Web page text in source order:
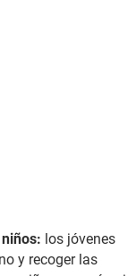
los jóvenes
y recoger las